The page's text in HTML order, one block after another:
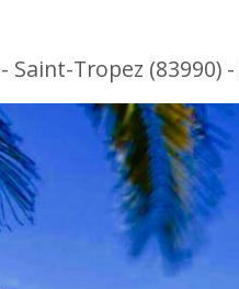
Saint-Tropez (83990) -